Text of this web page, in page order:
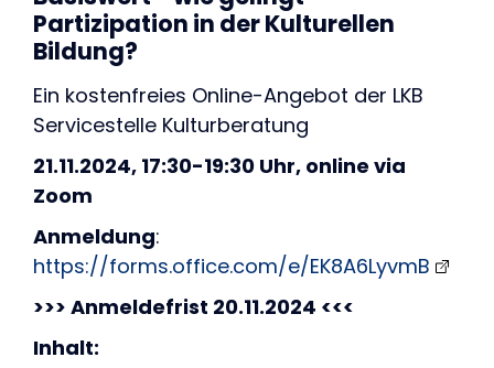
Partizipation in der Kulturellen
Bildung?
Ein kostenfreies Online-Angebot der LKB
Servicestelle Kulturberatung
21.11.2024, 17:30-19:30 Uhr, online via
Zoom
Anmeldung:
https://forms.office.com/e/EK8A6LyvmB
>>> Anmeldefrist 20.11.2024 <<<
Inhalt: